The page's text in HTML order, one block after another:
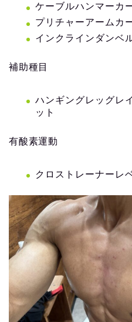
ケーブルハンマーカ
プリチャーアームカ
インクラインダンベ
補助種目
ハンギングレッグレ
ット
有酸素運動
クロストレーナー